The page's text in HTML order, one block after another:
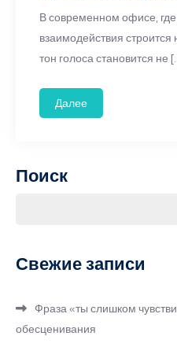
В современном офисе, где
взаимодействия
тон голоса становится не
Далее
Поиск
Свежие записи
Фраза «ты слишком
обесценивания